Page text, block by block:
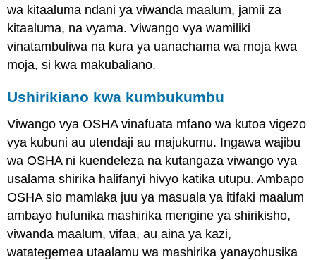
wa kitaaluma ndani ya viwanda maalum, jamii za
kitaaluma, na vyama. Viwango vya wamiliki
vinatambuliwa na kura ya uanachama wa moja kwa
moja, si kwa makubaliano.
Ushirikiano kwa kumbukumbu
Viwango vya OSHA vinafuata mfano wa kutoa vigezo
vya kubuni au utendaji au majukumu. Ingawa wajibu
wa OSHA ni kuendeleza na kutangaza viwango vya
usalama shirika halifanyi hivyo katika utupu. Ambapo
OSHA sio mamlaka juu ya masuala ya itifaki maalum
ambayo hufunika mashirika mengine ya shirikisho,
viwanda maalum, vifaa, au aina ya kazi,
watategemea utaalamu wa mashirika yanayohusika